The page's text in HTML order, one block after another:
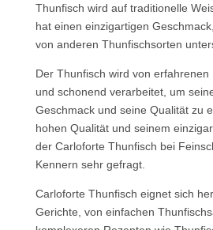
Thunfisch wird auf traditionelle
hat einen einzigartigen
von anderen Thunfischsorten
Der Thunfisch wird von
und schonend verarbeitet, um
Geschmack und seine Qualität zu
hohen Qualität und seinem
der Carloforte Thunfisch bei
Kennern sehr gefragt.
Carloforte Thunfisch eignet sich
Gerichte, von einfachen